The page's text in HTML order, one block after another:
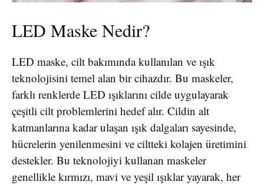
LED Maske Nedir?
LED maske, cilt bakımında kullanılan ve ışık
teknolojisini temel alan bir cihazdır. Bu maskeler,
farklı renklerde LED ışıklarını cilde uygulayarak
çeşitli cilt problemlerini hedef alır. Cildin alt
katmanlarına kadar ulaşan ışık dalgaları sayesinde,
hücrelerin yenilenmesini ve ciltteki kolajen üretimini
destekler. Bu teknolojiyi kullanan maskeler
genellikle kırmızı, mavi ve yeşil ışıklar yayarak, her